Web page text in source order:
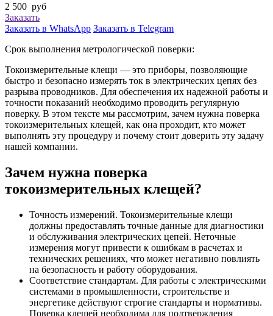
2 500 руб
Заказать
Заказать в WhatsApp Заказать в Telegram
Срок выполнения метрологической поверки:
Токоизмерительные клещи — это приборы, позволяющие
быстро и безопасно измерять ток в электрических цепях без
разрыва проводников. Для обеспечения их надежной работы и
точности показаний необходимо проводить регулярную
поверку. В этом тексте мы рассмотрим, зачем нужна поверка
токоизмерительных клещей, как она проходит, кто может
выполнять эту процедуру и почему стоит доверить эту задачу
нашей компании.
Зачем нужна поверка
токоизмерительных клещей?
Точность измерений. Токоизмерительные клещи
должны предоставлять точные данные для диагностики
и обслуживания электрических цепей. Неточные
измерения могут привести к ошибкам в расчетах и
технических решениях, что может негативно повлиять
на безопасность и работу оборудования.
Соответствие стандартам. Для работы с электрическими
системами в промышленности, строительстве и
энергетике действуют строгие стандарты и нормативы.
Поверка клещей необходима для подтверждения